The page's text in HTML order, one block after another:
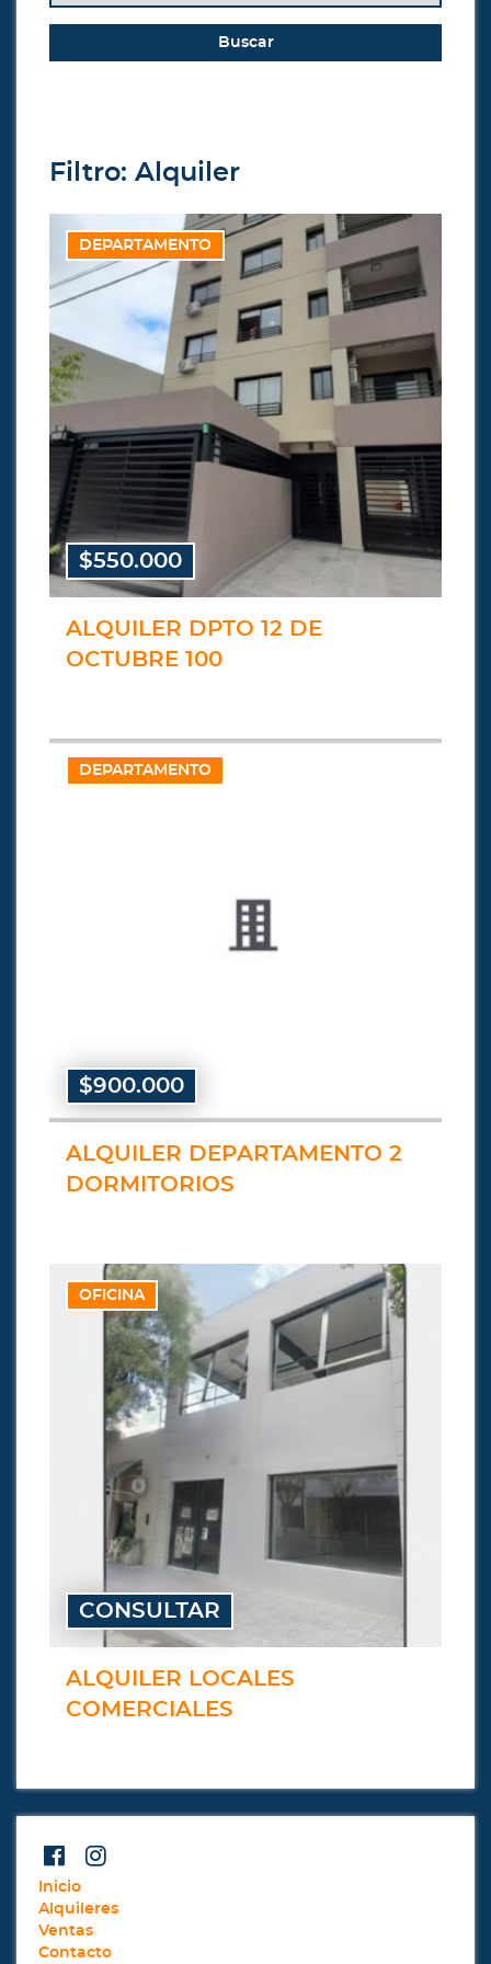
Buscar
Filtro: Alquiler
DEPARTAMENTO
ALQUILER DPTO 12 DE
OCTUBRE 100
$550.000
DEPARTAMENTO
ALQUILER DEPARTAMENTO 2
DORMITORIOS
$900.000
OFICINA
ALQUILER LOCALES
COMERCIALES
CONSULTAR
Inicio
Alquileres
Ventas
Contacto